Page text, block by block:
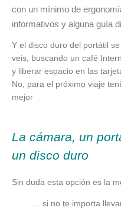
con un mínimo de
informativos y alguna guía
Y el disco duro del portátil
veis, buscando un café
y liberar espacio en las
No, para el próximo viaje
mejor
La cámara, un
un disco duro
Sin duda esta opción es la
…. si no te importa